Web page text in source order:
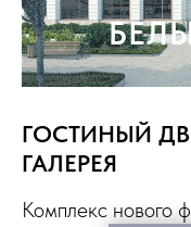
ГОСТИНЫЙ
ГАЛЕРЕЯ
Комплекс нового